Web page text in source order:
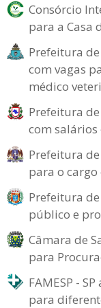
Consórcio
para a Casa
Prefeitura
com vagas
médico
Prefeitura
com salários
Prefeitura
para o
Prefeitura
público e
Câmara de
para
FAMESP -
para